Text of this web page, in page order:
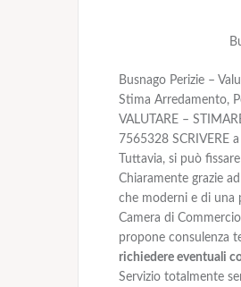
Busnago Perizie –
Stima Arredamento,
VALUTARE –
7565328 SCRIVERE
Tuttavia, si può
Chiaramente grazie
che moderni e di una
Camera di
propone consulenza
richiedere eventuali
Servizio totalmente